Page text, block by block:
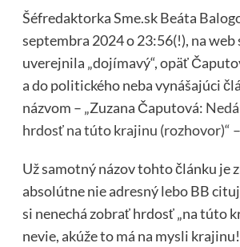
Šéfredaktorka Sme.sk Beáta
septembra 2024 o 23:56(!), na web
uverejnila „dojímavý“, opäť
a do politického neba vynášajúci
názvom – „Zuzana Čaputová:
hrdosť na túto krajinu (rozhovor)“ –
Už samotný názov tohto článku je
absolútne nie adresný lebo BB
si nenechá zobrať hrdosť „na túto
nevie, akúže to má na mysli krajinu!